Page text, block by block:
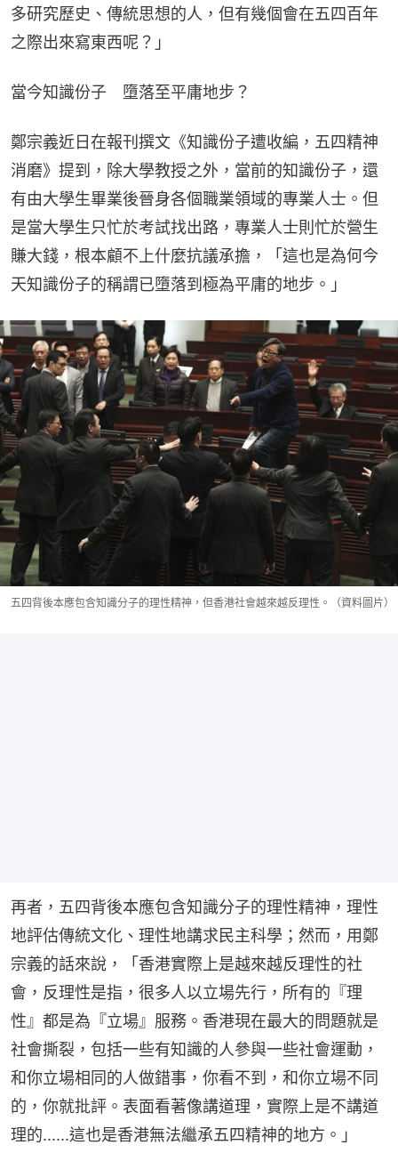
多研究歷史、傳統思想的人，但有幾個會在五四百年
之際出來寫東西呢？」
當今知識份子 墮落至平庸地步？
鄭宗義近日在報刊撰文《知識份子遭收編，五四精神
消磨》提到，除大學教授之外，當前的知識份子，還
有由大學生畢業後晉身各個職業領域的專業人士。但
是當大學生只忙於考試找出路，專業人士則忙於營生
賺大錢，根本顧不上什麼抗議承擔，「這也是為何今
天知識份子的稱謂已墮落到極為平庸的地步。」
五四背後本應包含知識分子的理性精神，但香港社會越來越反理性。（資料圖片）
再者，五四背後本應包含知識分子的理性精神，理性
地評估傳統文化、理性地講求民主科學；然而，用鄭
宗義的話來說，「香港實際上是越來越反理性的社
會，反理性是指，很多人以立場先行，所有的『理
性』都是為『立場』服務。香港現在最大的問題就是
社會撕裂，包括一些有知識的人參與一些社會運動，
和你立場相同的人做錯事，你看不到，和你立場不同
的，你就批評。表面看著像講道理，實際上是不講道
理的......這也是香港無法繼承五四精神的地方。」